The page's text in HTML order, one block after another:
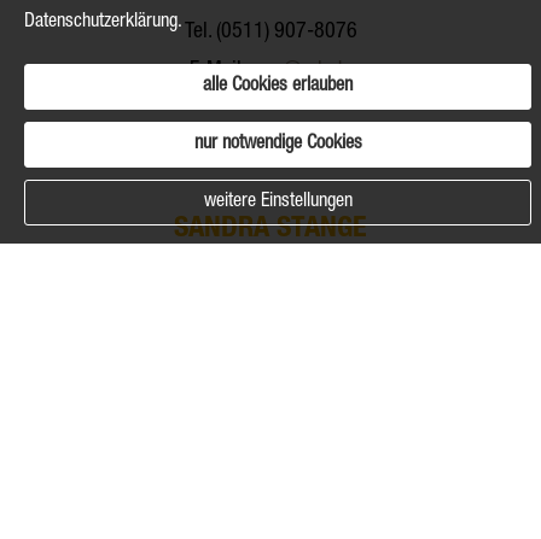
Tel. (0511) 907-8076
E-Mail:cruz@vvh.de
SANDRA STANGE
Datenschutzerklärung.
alle Cookies erlauben
nur notwendige Cookies
weitere Einstellungen